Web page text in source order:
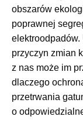
obszarów
poprawnej
przyczyn zmian
z nas może im
dlaczego
przetrwania
o